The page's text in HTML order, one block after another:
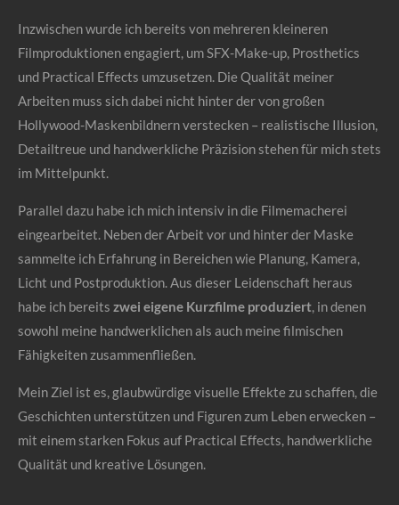
Inzwischen wurde ich bereits von mehreren kleineren
Filmproduktionen engagiert, um SFX-Make-up, Prosthetics
und Practical Effects umzusetzen. Die Qualität meiner
Arbeiten muss sich dabei nicht hinter der von großen
Hollywood-Maskenbildnern verstecken – realistische Illusion,
Detailtreue und handwerkliche Präzision stehen für mich stets
im Mittelpunkt.
Parallel dazu habe ich mich intensiv in die Filmemacherei
eingearbeitet. Neben der Arbeit vor und hinter der Maske
sammelte ich Erfahrung in Bereichen wie Planung, Kamera,
Licht und Postproduktion. Aus dieser Leidenschaft heraus
habe ich bereits zwei eigene Kurzfilme produziert , in denen
sowohl meine handwerklichen als auch meine filmischen
Fähigkeiten zusammenfließen.
Mein Ziel ist es, glaubwürdige visuelle Effekte zu schaffen, die
Geschichten unterstützen und Figuren zum Leben erwecken –
mit einem starken Fokus auf Practical Effects, handwerkliche
Qualität und kreative Lösungen.